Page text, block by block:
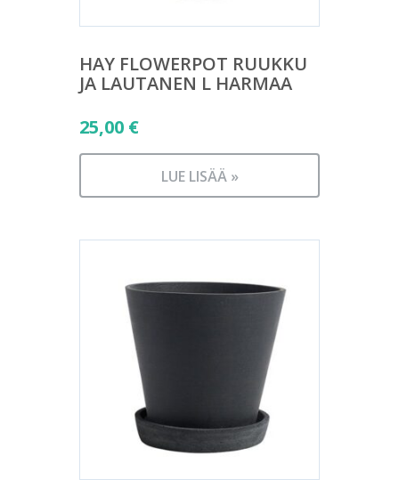
HAY FLOWERPOT RUUKKU
JA LAUTANEN L HARMAA
25,00 €
LUE LISÄÄ »